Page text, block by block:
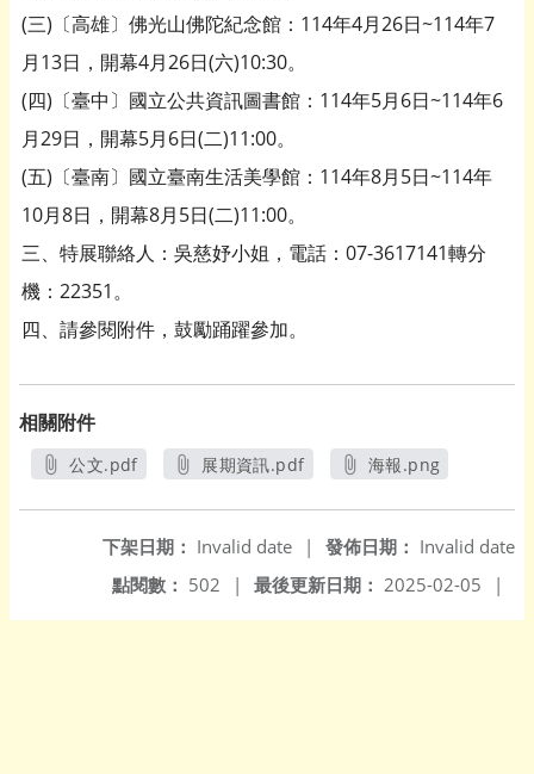
(三)〔高雄〕佛光山佛陀紀念館：114年4月26日~114年7
月13日，開幕4月26日(六)10:30。
(四)〔臺中〕國立公共資訊圖書館：114年5月6日~114年6
月29日，開幕5月6日(二)11:00。
(五)〔臺南〕國立臺南生活美學館：114年8月5日~114年
10月8日，開幕8月5日(二)11:00。
三、特展聯絡人：吳慈妤小姐，電話：07-3617141轉分
機：22351。
四、請參閱附件，鼓勵踊躍參加。
相關附件
公文.pdf
展期資訊.pdf
海報.png
發佈日期： Invalid date
下架日期： Invalid date
|
最後更新日期： 2025-02-05 |
點閱數： 502 |